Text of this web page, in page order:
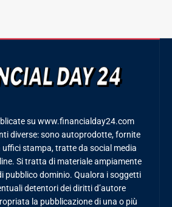
su www.financialday24.com
diverse: sono autoprodotte, fornite
stampa, tratte da social media
Si tratta di materiale ampiamente
pubblico dominio. Qualora i soggetti
detentori dei diritti d’autore
la pubblicazione di una o più